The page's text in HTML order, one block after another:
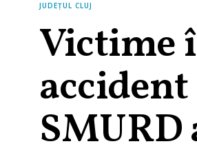
JUDEȚUL CLUJ
Victime